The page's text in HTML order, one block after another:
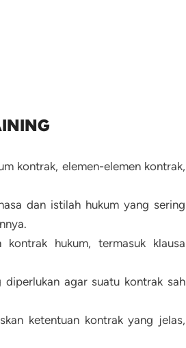
kontrak, elemen-elemen kontrak,
dan istilah hukum yang sering
hukum, termasuk klausa
agar suatu kontrak sah
ketentuan kontrak yang jelas,